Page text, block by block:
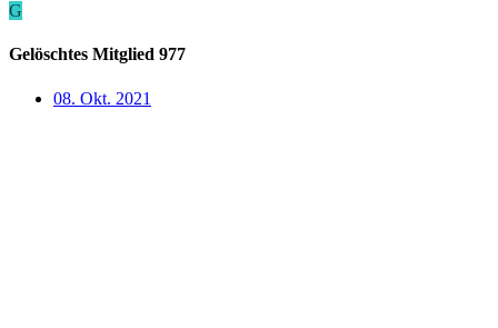
G
Gelöschtes Mitglied 977
08. Okt. 2021